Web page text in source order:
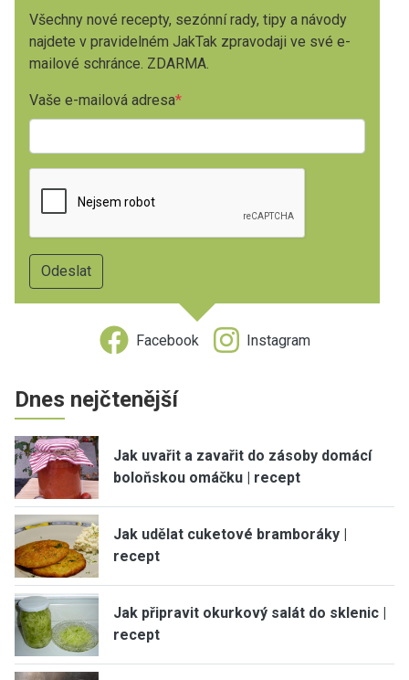
Všechny nové recepty, sezónní rady, tipy a návody
najdete v pravidelném JakTak zpravodaji ve své e-
mailové schránce. ZDARMA.
Vaše e-mailová adresa
Facebook Instagram
Dnes nejčtenější
Jak uvařit a zavařit do zásoby domácí
boloňskou omáčku | recept
Jak udělat cuketové bramboráky |
recept
Jak připravit okurkový salát do sklenic |
recept